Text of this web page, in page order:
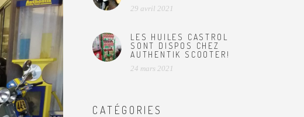
29 avril 2021
LES HUILES CASTROL
SONT DISPOS CHEZ
AUTHENTIK SCOOTER!
24 mars 2021
CATÉGORIES